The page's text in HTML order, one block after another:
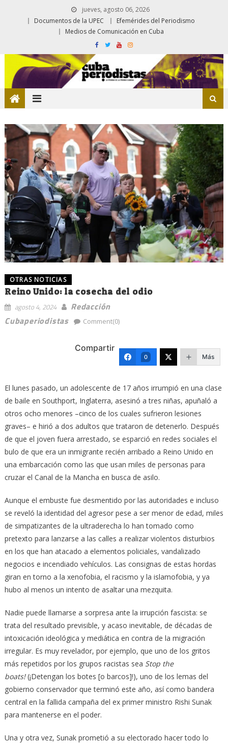
jueves, agosto 06, 2026
Documentos de la UPEC
Efemérides del Periodismo
Medios de Comunicación en Cuba
OTRAS NOTICIAS
Reino Unido: la cosecha del odio
agosto 4, 2024
Redacción
Cubaperiodistas
Comment(0)
Compartir
0 Más
El lunes pasado, un adolescente de 17 años irrumpió en una clase
de baile en Southport, Inglaterra, asesinó a tres niñas, apuñaló a
otros ocho menores –cinco de los cuales sufrieron lesiones
graves– e hirió a dos adultos que trataron de detenerlo. Después
de que el joven fuera arrestado, se esparció en redes sociales el
bulo de que era un inmigrante recién arribado a Reino Unido en
una embarcación como las que usan miles de personas para
cruzar el Canal de la Mancha en busca de asilo.
Aunque el embuste fue desmentido por las autoridades e incluso
se reveló la identidad del agresor pese a ser menor de edad, miles
de simpatizantes de la ultraderecha lo han tomado como
pretexto para lanzarse a las calles a realizar violentos disturbios
en los que han atacado a elementos policiales, vandalizado
negocios e incendiado vehículos. Las consignas de estas hordas
giran en torno a la xenofobia, el racismo y la islamofobia, y ya
hubo al menos un intento de asaltar una mezquita.
Nadie puede llamarse a sorpresa ante la irrupción fascista: se
trata del resultado previsible, y acaso inevitable, de décadas de
intoxicación ideológica y mediática en contra de la migración
irregular. Es muy revelador, por ejemplo, que uno de los gritos
más repetidos por los grupos racistas sea Stop the
boats!(¡Detengan los botes [o barcos]!), uno de los lemas del
gobierno conservador que terminó este año, así como bandera
central en la fallida campaña del ex primer ministro Rishi Sunak
para mantenerse en el poder.
Una y otra vez, Sunak prometió a su electorado hacer todo lo